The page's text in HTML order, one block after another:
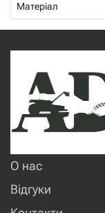
Матеріал
О нас
Відгуки